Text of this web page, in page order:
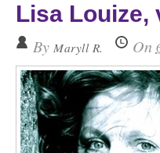
Lisa Louize,
By Maryll R. On